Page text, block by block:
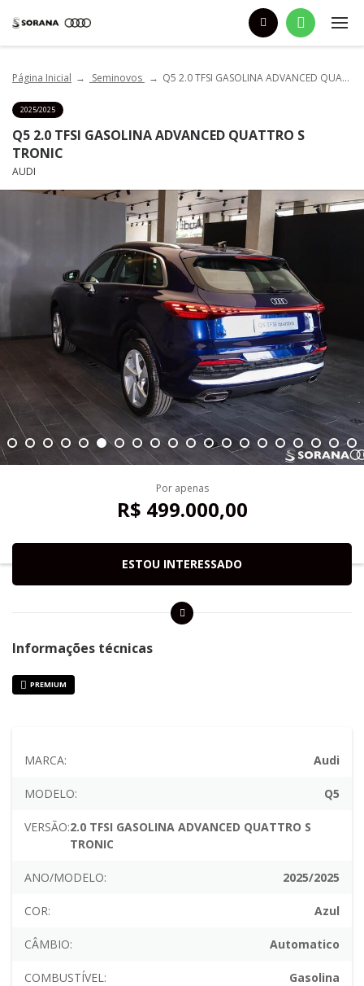
Página Inicial Seminovos Q5 2.0 TFSI GASOLINA ADVANCED QUATTRO S TRONIC
2025/2025
Q5 2.0 TFSI GASOLINA ADVANCED QUATTRO S
TRONIC
AUDI
Por apenas
R$ 499.000,00
ESTOU INTERESSADO
Informações técnicas
PREMIUM
MARCA: Audi
MODELO: Q5
VERSÃO:2.0 TFSI GASOLINA ADVANCED QUATTRO S
TRONIC
ANO/MODELO: 2025/2025
COR: Azul
CÂMBIO: Automatico
COMBUSTÍVEL: Gasolina